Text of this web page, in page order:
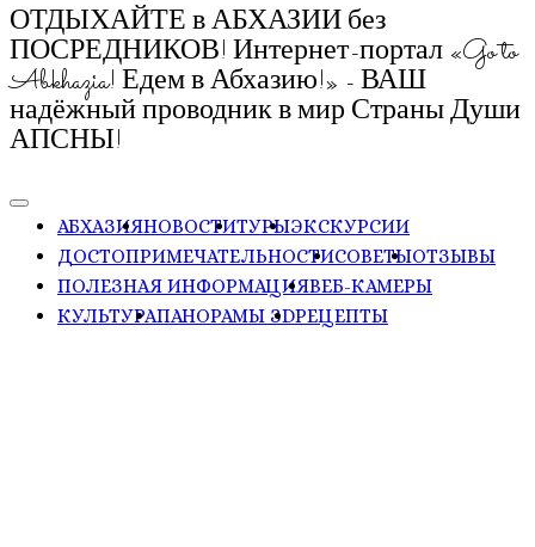
ОТДЫХАЙТЕ в АБХАЗИИ без
ПОСРЕДНИКОВ! Интернет-портал «Go to
Abkhazia! Едем в Абхазию!» - ВАШ
надёжный проводник в мир Страны Души
АПСНЫ!
АБХАЗИЯНОВОСТИТУРЫЭКСКУРСИИ
ДОСТОПРИМЕЧАТЕЛЬНОСТИСОВЕТЫОТЗЫВЫ
ПОЛЕЗНАЯ ИНФОРМАЦИЯВЕБ-КАМЕРЫ
КУЛЬТУРАПАНОРАМЫ ЗDРЕЦЕПТЫ